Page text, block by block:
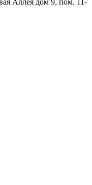
Аллея дом 9, пом. 11-